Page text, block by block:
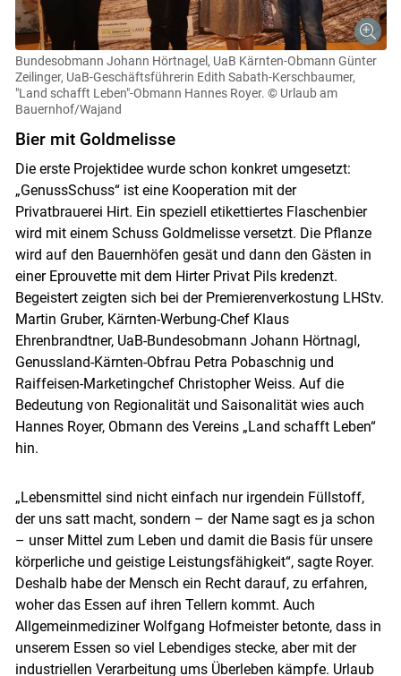
Skip to main content
Bundesobmann Johann Hörtnagel, UaB Kärnten-Obmann Günter
Zeilinger, UaB-Geschäftsführerin Edith Sabath-Kerschbaumer,
"Land schafft Leben"-Obmann Hannes Royer. © Urlaub am
Bauernhof/Wajand
Bier mit Goldmelisse
Die erste Projektidee wurde schon konkret umgesetzt:
„GenussSchuss“ ist eine Kooperation mit der
Privatbrauerei Hirt. Ein speziell etikettiertes Flaschenbier
wird mit einem Schuss Goldmelisse versetzt. Die Pflanze
wird auf den Bauernhöfen gesät und dann den Gästen in
einer Eprouvette mit dem Hirter Privat Pils kredenzt.
Begeistert zeigten sich bei der Premierenverkostung LHStv.
Martin Gruber, Kärnten-Werbung-Chef Klaus
Ehrenbrandtner, UaB-Bundesobmann Johann Hörtnagl,
Genussland-Kärnten-Obfrau Petra Pobaschnig und
Raiffeisen-Marketingchef Christopher Weiss. Auf die
Bedeutung von Regionalität und Saisonalität wies auch
Hannes Royer, Obmann des Vereins „Land schafft Leben“
hin.
„Lebensmittel sind nicht einfach nur irgendein Füllstoff,
der uns satt macht, sondern – der Name sagt es ja schon
– unser Mittel zum Leben und damit die Basis für unsere
körperliche und geistige Leistungsfähigkeit“, sagte Royer.
Deshalb habe der Mensch ein Recht darauf, zu erfahren,
woher das Essen auf ihren Tellern kommt. Auch
Allgemeinmediziner Wolfgang Hofmeister betonte, dass in
unserem Essen so viel Lebendiges stecke, aber mit der
industriellen Verarbeitung ums Überleben kämpfe. Urlaub